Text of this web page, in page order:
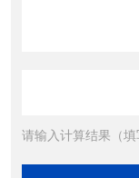
请输入计算结果（